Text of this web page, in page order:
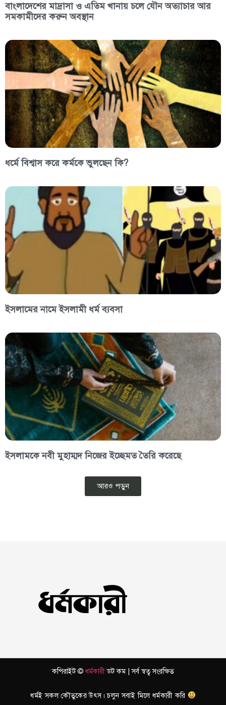
বাংলাদেশের মাদ্রাসা ও এতিম খানায় চলে যৌন অত্যাচার আর
সমকামীদের করুন অবস্থান
ধর্মে বিশ্বাস করে কর্মকে ভুলছেন কি?
ইসলামের নামে ইসলামী ধর্ম ব্যবসা
ইসলামকে নবী মুহাম্মদ নিজের ইচ্ছেমত তৈরি করেছে
আরও পড়ুন
কপিরাইট © ধর্মকারীডট কম | সর্ব স্বত্ব সংরক্ষিত
ধর্মই সকল কৌতুকের উৎস। চলুন সবাই মিলে ধর্মকারী করি